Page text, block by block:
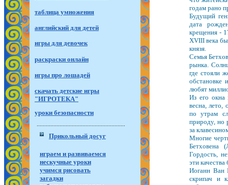
таблица умножения
английский для детей
игры для девочек
раскраски онлайн
игры про лошадей
скачать детские игры
"ИГРОТЕКА"
уроки безопасности
Прикольный досуг
играем и развиваемся
нескучные уроки
учимся рисовать
загадки
годам рано
Будущий
дата
крещения -
XVIII века
князя.
Семья
рынка.
где стояли
обстановке
любят
Из его окна
весна, лето,
по утрам
природу, но
за
Многие
Бетховена
Гордость,
эти
Иоганн Ван
скрипач и